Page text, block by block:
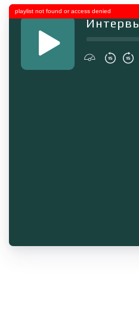
playlist not found or access denied